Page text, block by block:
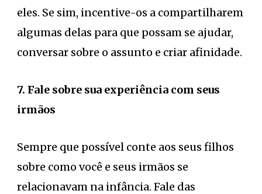
eles. Se sim, incentive-os a compartilharem
algumas delas para que possam se ajudar,
conversar sobre o assunto e criar afinidade.
7. Fale sobre sua experiência com seus
irmãos
Sempre que possível conte aos seus filhos
sobre como você e seus irmãos se
relacionavam na infância. Fale das